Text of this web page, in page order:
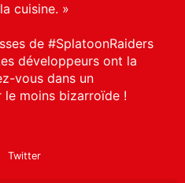
cuisine. »
de #SplatoonRaiders
développeurs ont la
vous dans un
le moins bizarroïde !
Twitter